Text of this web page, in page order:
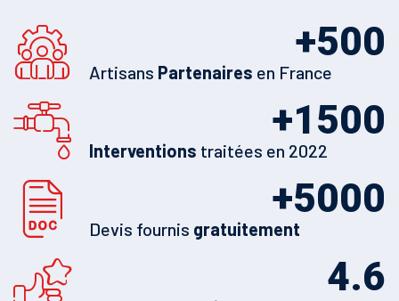
500
+
Artisans Partenaires en France
1500
+
Interventions traitées en 2022
5000
+
Devis fournis gratuitement
4.6